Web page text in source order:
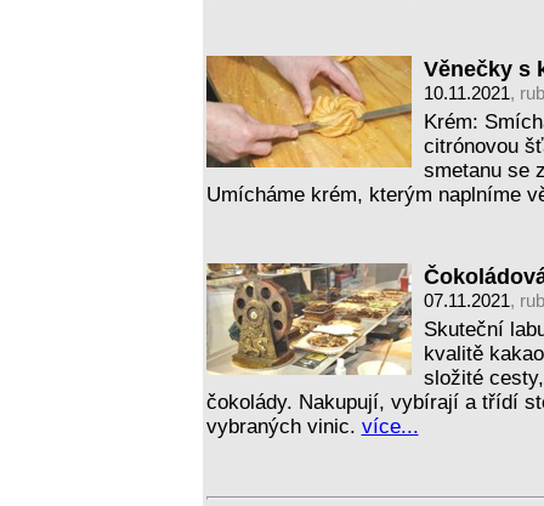
Věnečky s
10.11.2021,
Krém:
citrónovou
smetanu se
Umícháme krém, kterým naplníme
07.11.2021,
Skuteční
kvalitě
složité
čokolády. Nakupují, vybírají a třídí
vybraných vinic. více...